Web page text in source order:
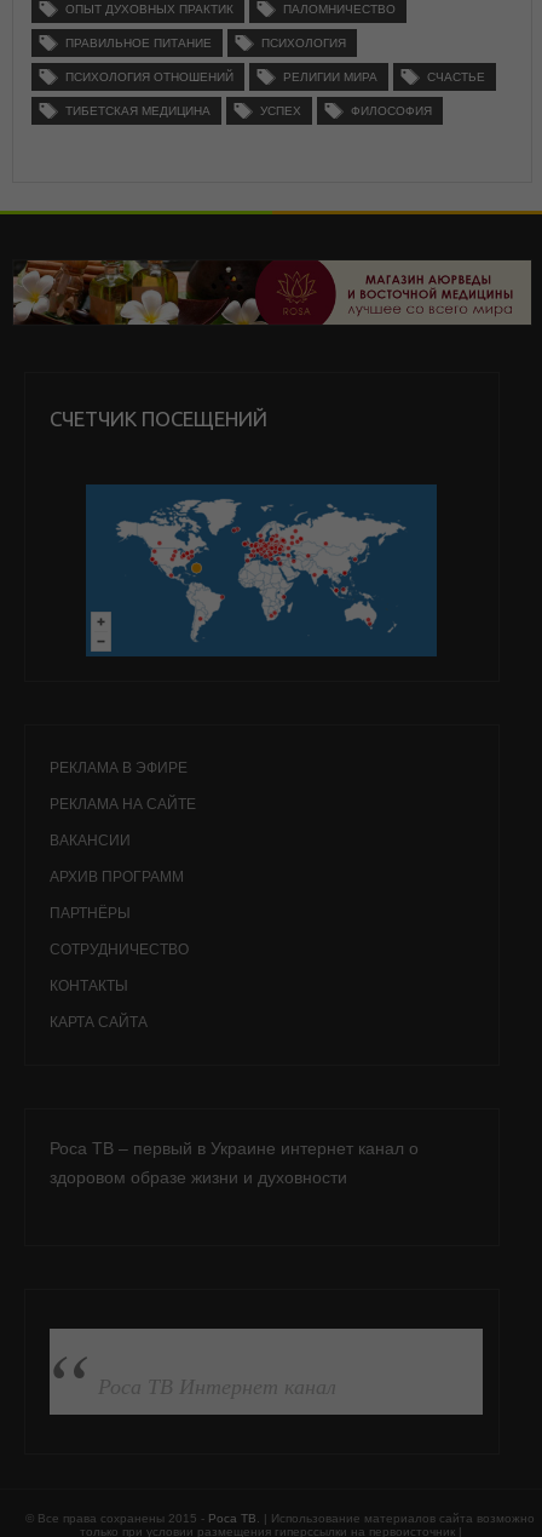
ОПЫТ ДУХОВНЫХ ПРАКТИК ПАЛОМНИЧЕСТВО
ПРАВИЛЬНОЕ ПИТАНИЕ ПСИХОЛОГИЯ
ПСИХОЛОГИЯ ОТНОШЕНИЙ РЕЛИГИИ МИРА СЧАСТЬЕ
ТИБЕТСКАЯ МЕДИЦИНА УСПЕХ ФИЛОСОФИЯ
СЧЕТЧИК ПОСЕЩЕНИЙ
РЕКЛАМА В ЭФИРЕ
РЕКЛАМА НА САЙТЕ
ВАКАНСИИ
АРХИВ ПРОГРАММ
ПАРТНЁРЫ
СОТРУДНИЧЕСТВО
КОНТАКТЫ
КАРТА САЙТА
Роса ТВ – первый в Украине интернет канал о
здоровом образе жизни и духовности
ПОДПИСАТЬСЯ НА FB
Роса ТВ Интернет канал
© Все права сохранены 2015 - Роса ТВ . | Использование материалов сайта возможно
только при условии размещения гиперссылки на первоисточник |